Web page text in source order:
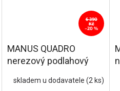
6 390
Kč
–20 %
MANUS QUADRO
nerezový podlahový
DN50
skladem u dodavatele(2 ks)